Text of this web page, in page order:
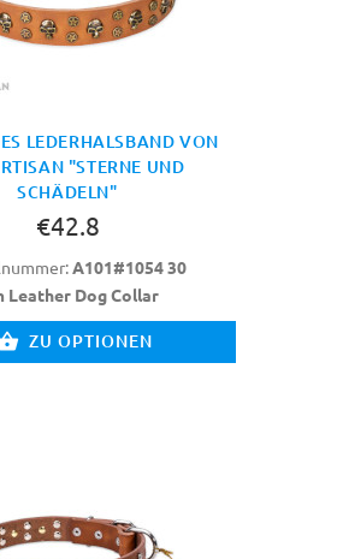
LEDERHALSBAND VON
"STERNE UND
SCHÄDELN"
€42.8
A101#1054 30
Leather Dog Collar
ZU OPTIONEN